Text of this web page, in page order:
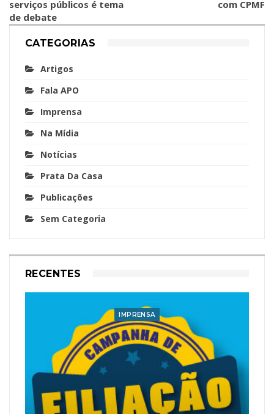
serviços públicos é tema
de debate
com CPMF
CATEGORIAS
Artigos
Fala APO
Imprensa
Na Mídia
Notícias
Prata Da Casa
Publicações
Sem Categoria
RECENTES
IMPRENSA